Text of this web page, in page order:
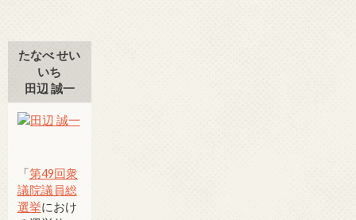
たなべ せい
いち
田辺 誠一
「第49回衆
議院議員総
選挙におけ